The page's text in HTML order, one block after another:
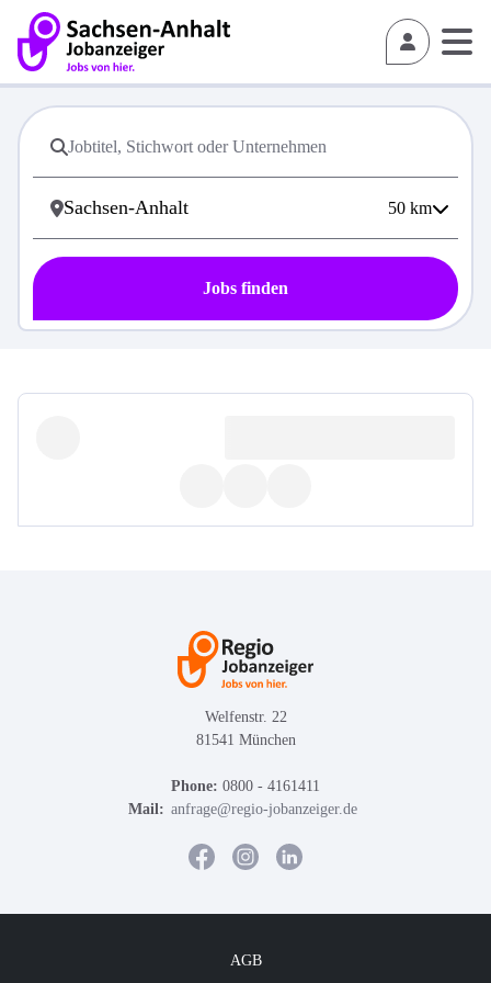
50 km
Jobs finden
Welfenstr. 22
81541 München
Phone: 0800 - 4161411
Mail: anfrage@regio-jobanzeiger.de
AGB